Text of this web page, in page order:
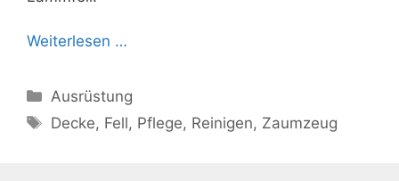
Weiterlesen …
Kategorien
Ausrüstung
Schlagwörter
Decke, Fell, Pflege, Reinigen, Zaumzeug